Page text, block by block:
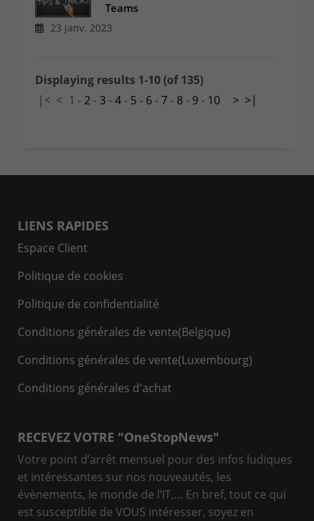
Teams
23 janv. 2023
Displaying results 1-10 (of 135)
|< < 1 - 2- 3 -4- 5 - 6-7- 8- 9- 10 > >|
LIENS RAPIDES
Espace Client
Politique de cookies
Politique de confidentialité
Conditions générales de vente(Belgique)
Conditions générales de vente(Luxembourg)
Conditions générales d'achat
RECEVEZ VOTRE "OneStopNews"
Votre point d’arrêt mensuel pour des infos ludiques
et intéressantes sur nos nouveautés, les
évènements, le monde de l’IT,… En bref, tout ce qui
est susceptible de VOUS intéresser, soyez en